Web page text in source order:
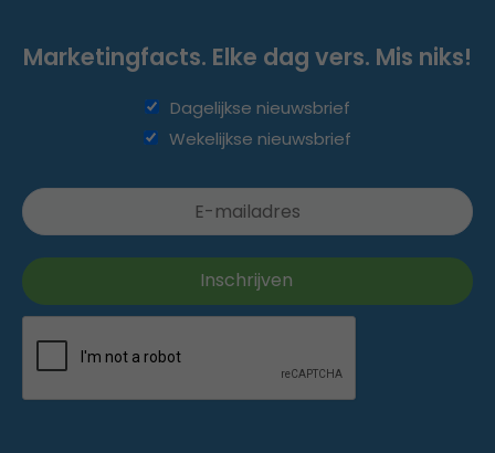
Marketingfacts. Elke dag vers. Mis niks!
Dagelijkse nieuwsbrief
Wekelijkse nieuwsbrief